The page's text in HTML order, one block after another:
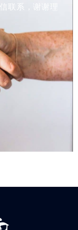
联系，谢谢理